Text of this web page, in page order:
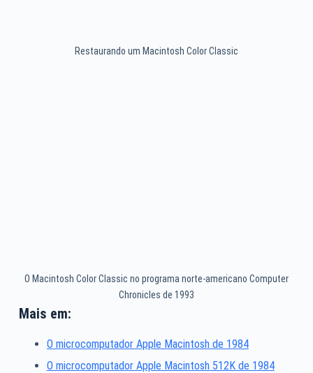
Restaurando um Macintosh Color Classic
O Macintosh Color Classic no programa norte-americano Computer
Chronicles de 1993
Mais em:
O microcomputador Apple Macintosh de 1984
O microcomputador Apple Macintosh 512K de 1984